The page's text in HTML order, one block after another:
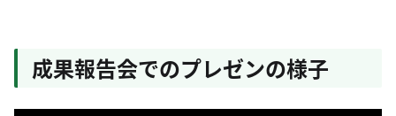
成果報告会でのプレゼンの様子